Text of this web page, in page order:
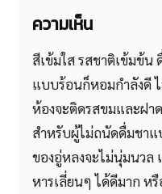
ความเห็น
สีเข้มใส รสชาติเข้มข้น
แบบร้อนก็หอมกำลังดี
ห้องจะติดรสขมและฝ
สำหรับผู้ไม่ถนัดดื่มชาแ
ของอู่หลงจะไม่นุ่มนวล
หารเลี่ยนๆ ได้ดีมาก ห